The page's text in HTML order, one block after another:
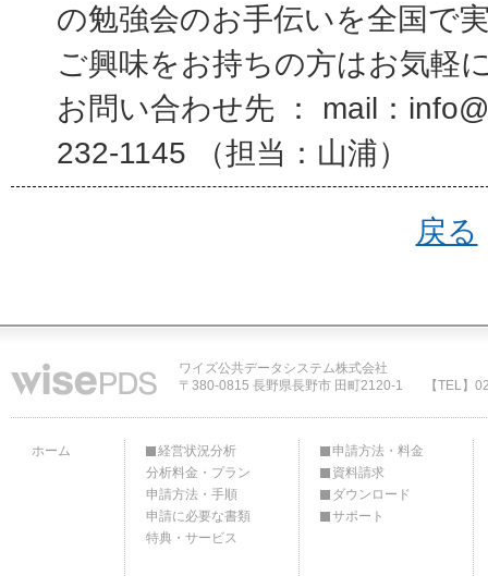
の勉強会のお手伝いを全国で
ご興味をお持ちの方はお気軽
お問い合わせ先 ： mail：
232-1145 （担当：山浦）
戻る
ワイズ公共データシステム株式会社
〒380-0815 長野県長野市 田町2120-1
【TEL】
ホーム
経営状況分析
分析料金・プラン
申請方法・手順
申請に必要な書類
特典・サービス
申請方法・料金
資料請求
ダウンロード
サポート